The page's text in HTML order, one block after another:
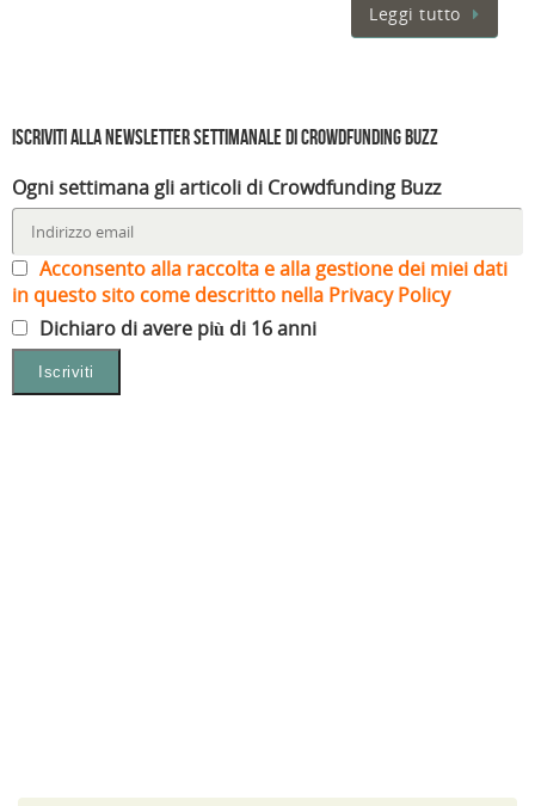
Leggi tutto
Iscriviti alla Newsletter settimanale di Crowdfunding Buzz
Ogni settimana gli articoli di Crowdfunding Buzz
Acconsento alla raccolta e alla gestione dei miei dati
in questo sito come descritto nella Privacy Policy
Dichiaro di avere più di 16 anni